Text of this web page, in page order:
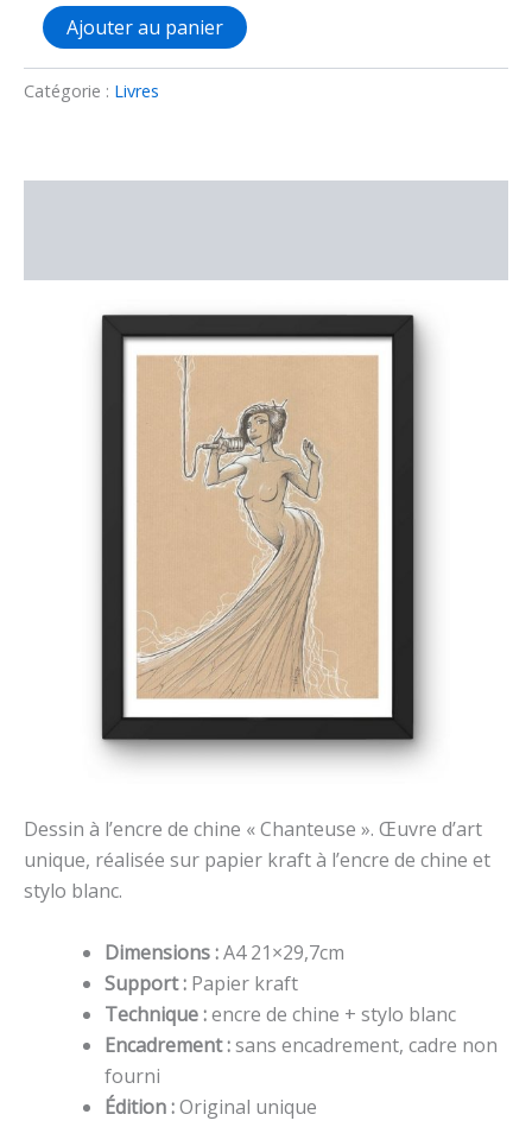
quantité
Dessin
à
"Chanteuse"
Ajouter au panier
Catégorie : Livres
Dessin à l’encre de chine « Chanteuse ». Œuvre d’art
unique, réalisée sur papier kraft à l’encre de chine et
stylo blanc.
Dimensions :A4 21×29,7cm
Support : Papier kraft
Technique :encre de chine + stylo blanc
Encadrement :sans encadrement, cadre non
fourni
Édition :Original unique